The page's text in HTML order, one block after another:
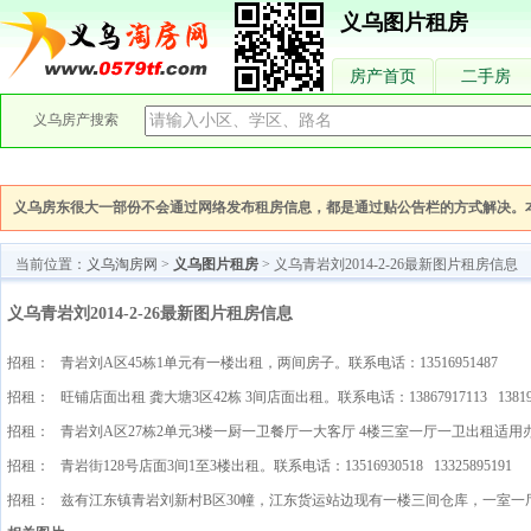
义乌图片租房
房产首页 二手房
义乌房产搜索
义乌房东很大一部份不会通过网络发布租房信息，都是通过贴公告栏的方式解决
当前位置： 义乌淘房网 > 义乌图片租房 > 义乌青岩刘2014-2-26最新图片租房信息
义乌青岩刘2014-2-26最新图片租房信息
招租： 青岩刘A区45栋1单元有一楼出租，两间房子。联系电话：13516951487
招租： 旺铺店面出租 龚大塘3区42栋 3间店面出租。联系电话：13867917113
招租： 青岩刘A区27栋2单元3楼一厨一卫餐厅一大客厅 4楼三室一厅一卫出租适用
招租： 青岩街128号店面3间1至3楼出租。联系电话：13516930518 13325895191
招租： 兹有江东镇青岩刘新村B区30幢，江东货运站边现有一楼三间仓库，一室